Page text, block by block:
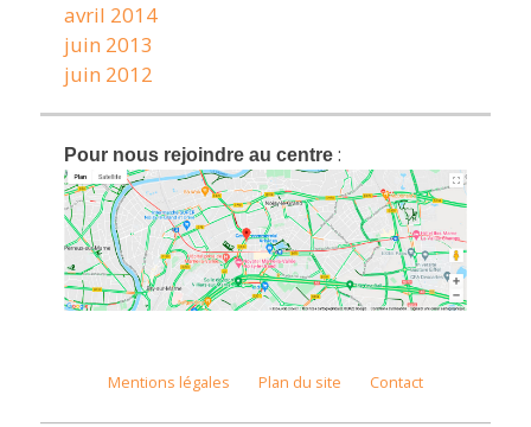
avril 2014
juin 2013
juin 2012
Pour nous rejoindre au centre :
Mentions légales Plan du site Contact